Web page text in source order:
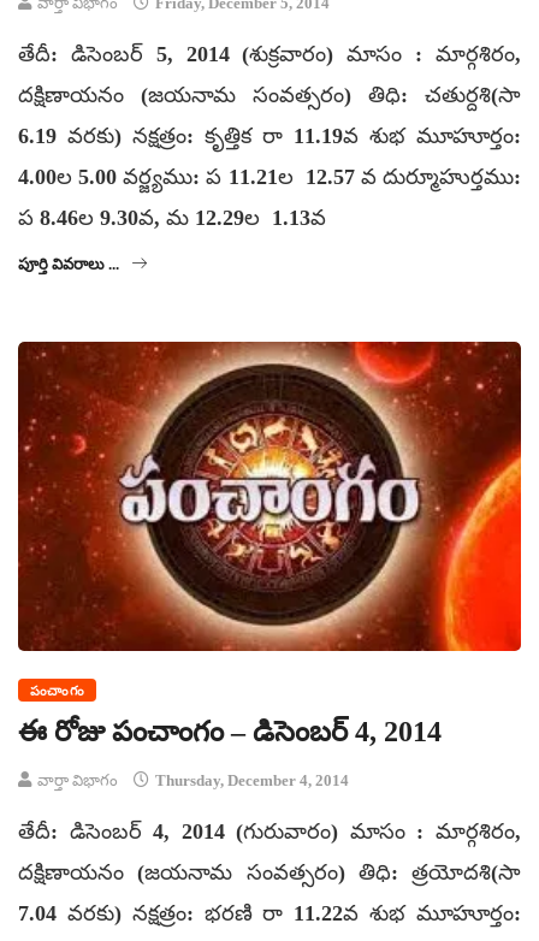
తేదీ: డిసెంబర్ 5, 2014 (శుక్రవారం) మాసం : మార్గశిరం,
దక్షిణాయనం (జయనామ సంవత్సరం) తిధి: చతుర్దశి(సా
6.19 వరకు) నక్షత్రం: కృత్తిక రా 11.19వ శుభ మూహూర్తం:
4.00ల 5.00 వర్జ్యము: ప 11.21ల 12.57 వ దుర్మూహుర్తము:
ప 8.46ల 9.30వ, మ 12.29ల 1.13వ
పూర్తి వివరాలు ...
పంచాంగం
ఈ రోజు పంచాంగం – డిసెంబర్ 4, 2014
వార్తా విభాగం Thursday, December 4, 2014
తేదీ: డిసెంబర్ 4, 2014 (గురువారం) మాసం : మార్గశిరం,
దక్షిణాయనం (జయనామ సంవత్సరం) తిధి: త్రయోదశి(సా
7.04 వరకు) నక్షత్రం: భరణి రా 11.22వ శుభ మూహూర్తం: